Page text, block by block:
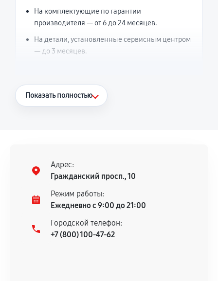
На комплектующие по гарантии
производителя — от 6 до 24 месяцев.
На детали, установленные сервисным центром
— до 3 месяцев.
Что считается гарантийным случаем
нормальной эксплуатации в течение
гарантийного срока.
Несоответствие комплектующей заявленным
техническим характеристикам.
Документы для подтверждения
Показать полностью
Адрес:
Гражданский просп., 10
Режим работы:
Ежедневно с 9:00 до 21:00
Городской телефон:
+7 (800) 100-47-62